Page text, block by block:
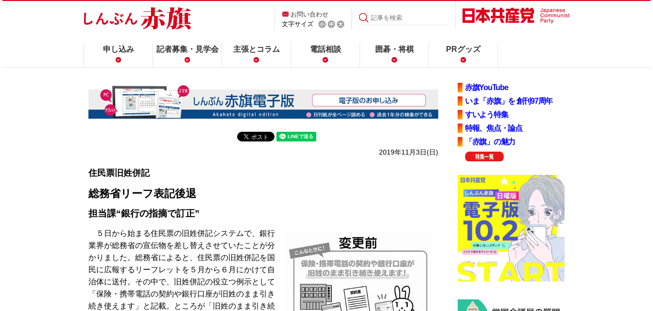
お問い合わせ
文字サイズ
申し込み 記者募集・見学会 主張とコラム 電話相談 囲碁・将棋 PRグッズ
2019年11月3日(日)
住民票旧姓併記
総務省リーフ表記後退
担当課“銀行の指摘で訂正”
５日から始まる住民票の旧姓併記システムで、銀行
業界が総務省の宣伝物を差し替えさせていたことが分
かりました。総務省によると、住民票の旧姓併記を国
民に広報するリーフレットを５月から６月にかけて自
治体に送付。その中で、旧姓併記の役立つ例示として
「保険・携帯電話の契約や銀行口座が旧姓のまま引き
続き使えます」と記載。ところが「旧姓のまま引き続
赤旗YouTube
いま「赤旗」を 創刊97周年
すいよう特集
特報、焦点・論点
「赤旗」の魅力